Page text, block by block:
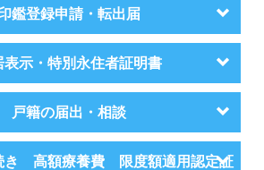
印鑑登録申請・転出届
表示・特別永住者証明書
戸籍の届出・相談
き 高額療養費 限度額適用認定証